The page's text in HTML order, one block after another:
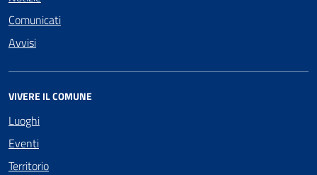
Comunicati
Avvisi
VIVERE IL COMUNE
Luoghi
Eventi
Territorio